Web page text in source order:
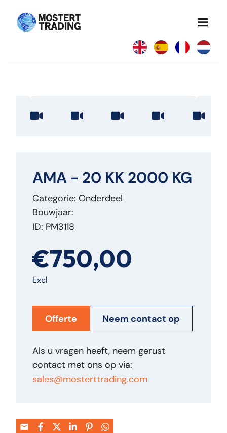
AMA - 20 KK 2000 KG
Categorie: Onderdeel
Bouwjaar:
ID: PM3118
€750,00
Excl
Offerte Neem contact op
Als u vragen heeft, neem gerust
contact met ons op via:
sales@mosterttrading.com